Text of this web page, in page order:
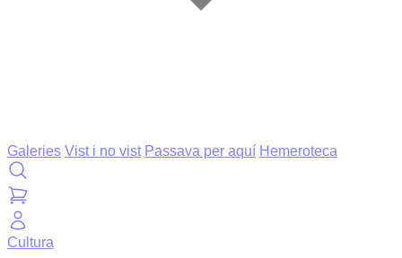
Galeries Vist i no vist Passava per aquí Hemeroteca
Cultura